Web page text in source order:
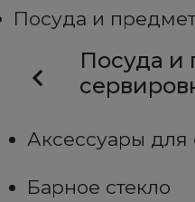
Посуда и
Посуда и
Аксессуары для
Барное стекло